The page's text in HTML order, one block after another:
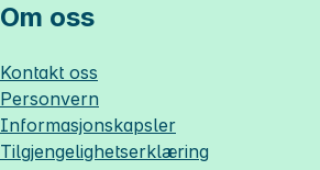
Om oss
Kontakt oss
Personvern
Informasjonskapsler
Tilgjengelighetserklæring